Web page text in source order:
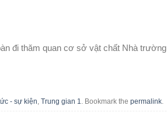
đi thăm quan cơ sở vật chất Nhà trường
- sự kiện Trung gian 1 . Bookmark the permalink